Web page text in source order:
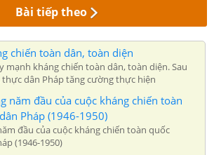
Bài tiếp theo
chiến toàn dân, toàn diện
mạnh kháng chiến toàn dân, toàn diện. Sau
thực dân Pháp tăng cường thực hiện
năm đầu của cuộc kháng chiến toàn
Pháp (1946-1950)
đầu của cuộc kháng chiến toàn quốc
(1946-1950)